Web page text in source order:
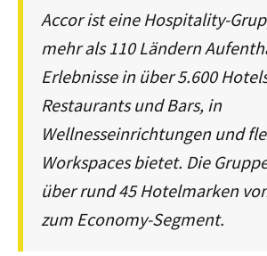
Accor ist eine Hospitality-
mehr als 110 Ländern
Erlebnisse in über 5.600
Restaurants und Bars, in
Wellnesseinrichtungen und
Workspaces bietet. Die
über rund 45 Hotelmarken
zum Economy-Segment.